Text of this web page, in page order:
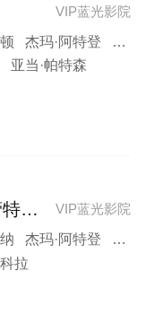
VIP蓝光影院
拉·古德伯格 沙扎德·拉蒂夫 弗雷娅·梅弗
亚当·帕特森
VIP蓝光影院
人
法米克·詹森 托马斯·曼 彼得·斯特曼
拉